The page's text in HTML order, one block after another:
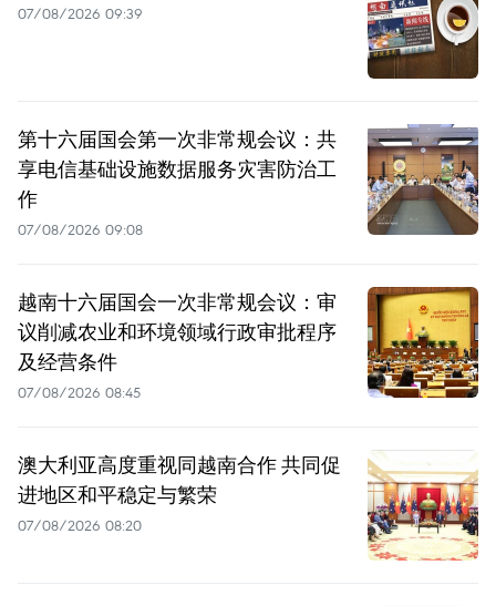
07/08/2026 09:39
第十六届国会第一次非常规会议：共
享电信基础设施数据服务灾害防治工
作
07/08/2026 09:08
越南十六届国会一次非常规会议：审
议削减农业和环境领域行政审批程序
及经营条件
07/08/2026 08:45
澳大利亚高度重视同越南合作 共同促
进地区和平稳定与繁荣
07/08/2026 08:20